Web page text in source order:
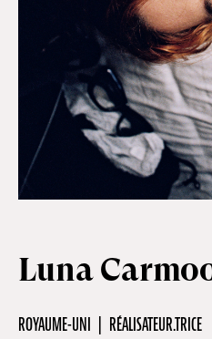
Hors-Festival
Infos pratiques
Jeune Public
Presse / Pro
Luna
ROYAUME-UNI RÉALISATEUR.TRICE